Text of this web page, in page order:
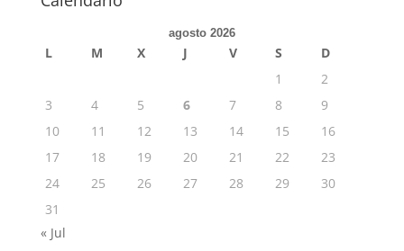
agosto 2026
L M X J V S
D
1
2
3
4 5 6 7 8
9
10
11 12 13 14 15
16
17
18 19 20 21 22
23
24
25 26 27 28 29
30
31
« Jul